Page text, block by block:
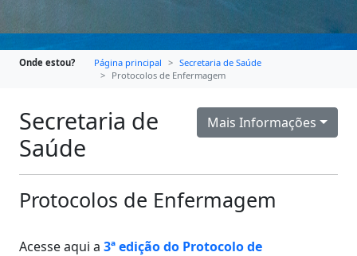
Onde estou? Página principal
Secretaria de Saúde
Protocolos de Enfermagem
Mais Informações
Secretaria de
Saúde
Protocolos de Enfermagem
Acesse aqui a 3ª edição do Protocolo de